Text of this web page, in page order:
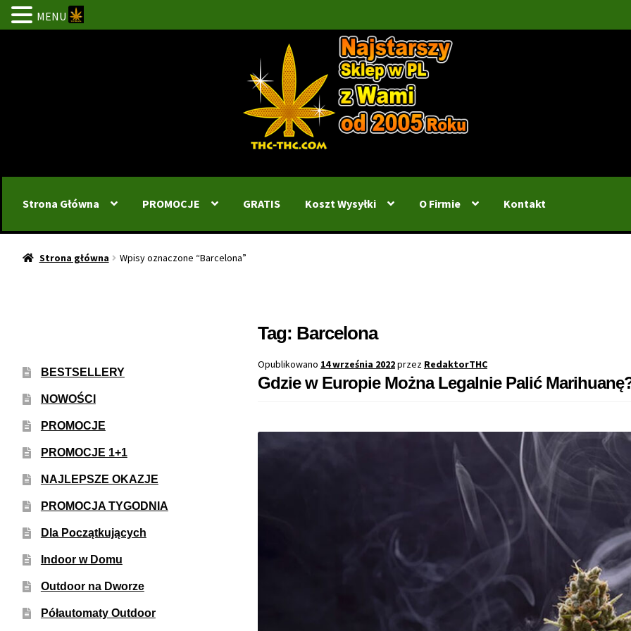
Strona Główna PROMOCJE GRATIS Koszt Wysyłki O Firmie Kontakt
Strona główna Wpisy oznaczone “Barcelona”
Tag: Barcelona
Opublikowano 14 września 2022przez RedaktorTHC
Gdzie w Europie Można Legalnie Palić
BESTSELLERY
NOWOŚCI
PROMOCJE
PROMOCJE 1+1
NAJLEPSZE OKAZJE
PROMOCJA TYGODNIA
Dla Początkujących
Indoor w Domu
Outdoor na Dworze
Półautomaty Outdoor
MENU